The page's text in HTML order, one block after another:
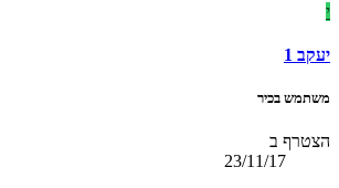
י
יעקב 1
משתמש בכיר
הצטרף ב
23/11/17